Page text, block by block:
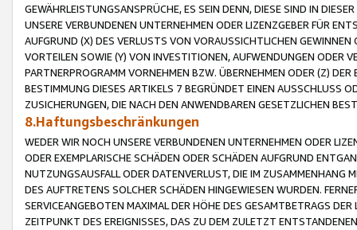
GEWÄHRLEISTUNGSANSPRÜCHE, ES SEIN DENN, DIESE SIND IN
UNSERE VERBUNDENEN UNTERNEHMEN ODER LIZENZGEBER FÜR
AUFGRUND (X) DES VERLUSTS VON VORAUSSICHTLICHEN
VORTEILEN SOWIE (Y) VON INVESTITIONEN, AUFWENDUNGEN ODER
PARTNERPROGRAMM VORNEHMEN BZW. ÜBERNEHMEN ODER (Z)
BESTIMMUNG DIESES ARTIKELS 7 BEGRÜNDET EINEN AUSSCHLUSS
ZUSICHERUNGEN, DIE NACH DEN ANWENDBAREN GESETZLICHEN
8.Haftungsbeschränkungen
WEDER WIR NOCH UNSERE VERBUNDENEN UNTERNEHMEN ODER
ODER EXEMPLARISCHE SCHÄDEN ODER SCHÄDEN AUFGRUND
NUTZUNGSAUSFALL ODER DATENVERLUST, DIE IM ZUSAMMENHANG
DES AUFTRETENS SOLCHER SCHÄDEN HINGEWIESEN WURDEN.
SERVICEANGEBOTEN MAXIMAL DER HÖHE DES GESAMTBETRAGS
ZEITPUNKT DES EREIGNISSES, DAS ZU DEM ZULETZT